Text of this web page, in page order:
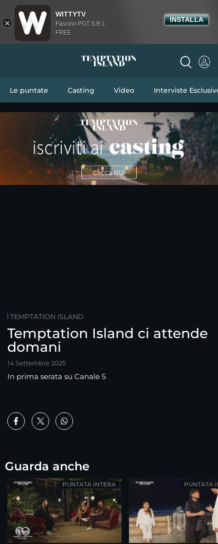
Le puntate Casting Video Interviste
TEMPTATION ISLAND
Temptation Island ci attende
domani
14 Settembre 2025
In prima serata su Canale 5
Guarda anche
PUNTATA INTERA PUNTATA
WITTYTV
Fascino PGT S.R.L
FREE
INSTALLA